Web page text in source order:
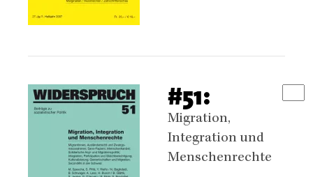
#51:
Migration,
Integration und
Menschenrechte